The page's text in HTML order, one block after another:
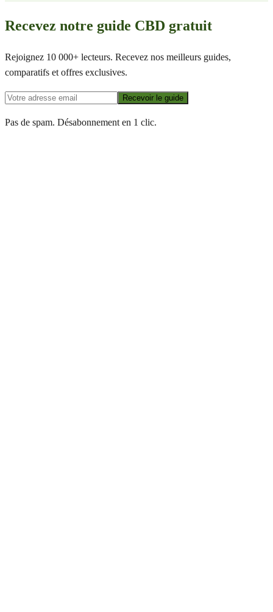
Recevez notre guide CBD gratuit
Rejoignez 10 000+ lecteurs. Recevez nos meilleurs guides,
comparatifs et offres exclusives.
Recevoir le guide
Pas de spam. Désabonnement en 1 clic.